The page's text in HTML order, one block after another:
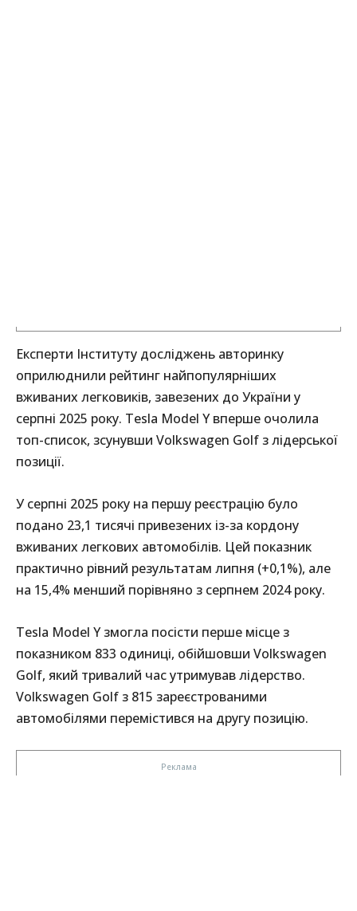
Експерти Інституту досліджень авторинку
оприлюднили рейтинг найпопулярніших
вживаних легковиків, завезених до України у
серпні 2025 року. Tesla Model Y вперше очолила
топ-список, зсунувши Volkswagen Golf з лідерської
позиції.
У серпні 2025 року на першу реєстрацію було
подано 23,1 тисячі привезених із-за кордону
вживаних легкових автомобілів. Цей показник
практично рівний результатам липня (+0,1%), але
на 15,4% менший порівняно з серпнем 2024 року.
Tesla Model Y змогла посісти перше місце з
показником 833 одиниці, обійшовши Volkswagen
Golf, який тривалий час утримував лідерство.
Volkswagen Golf з 815 зареєстрованими
автомобілями перемістився на другу позицію.